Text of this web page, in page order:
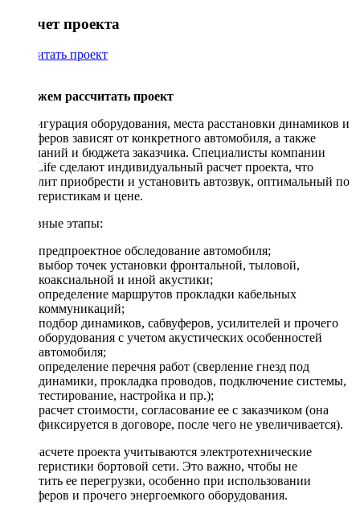
Рассчет проекта
Рассчитать проект
Поможем рассчитать проект
Конфигурация оборудования, места расстановки динамиков и
сабвуферов зависят от конкретного автомобиля, а также
пожеланий и бюджета заказчика. Специалисты компании
DriveLife сделают индивидуальный расчет проекта, что
позволит приобрести и установить автозвук, оптимальный по
характеристикам и цене.
Основные этапы:
предпроектное обследование автомобиля;
выбор точек установки фронтальной, тыловой,
коаксиальной и иной акустики;
определение маршрутов прокладки кабельных
коммуникаций;
подбор динамиков, сабвуферов, усилителей и прочего
оборудования с учетом акустических особенностей
автомобиля;
определение перечня работ (сверление гнезд под
динамики, прокладка проводов, подключение системы,
тестирование, настройка и пр.);
расчет стоимости, согласование ее с заказчиком (она
фиксируется в договоре, после чего не увеличивается).
При расчете проекта учитываются электротехнические
характеристики бортовой сети. Это важно, чтобы не
допустить ее перегрузки, особенно при использовании
сабвуферов и прочего энергоемкого оборудования.